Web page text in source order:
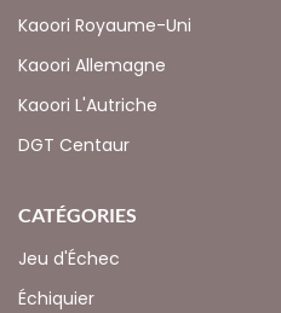
Kaoori Royaume-Uni
Kaoori Allemagne
Kaoori L'Autriche
DGT Centaur
CATÉGORIES
Jeu d'Échec
Échiquier